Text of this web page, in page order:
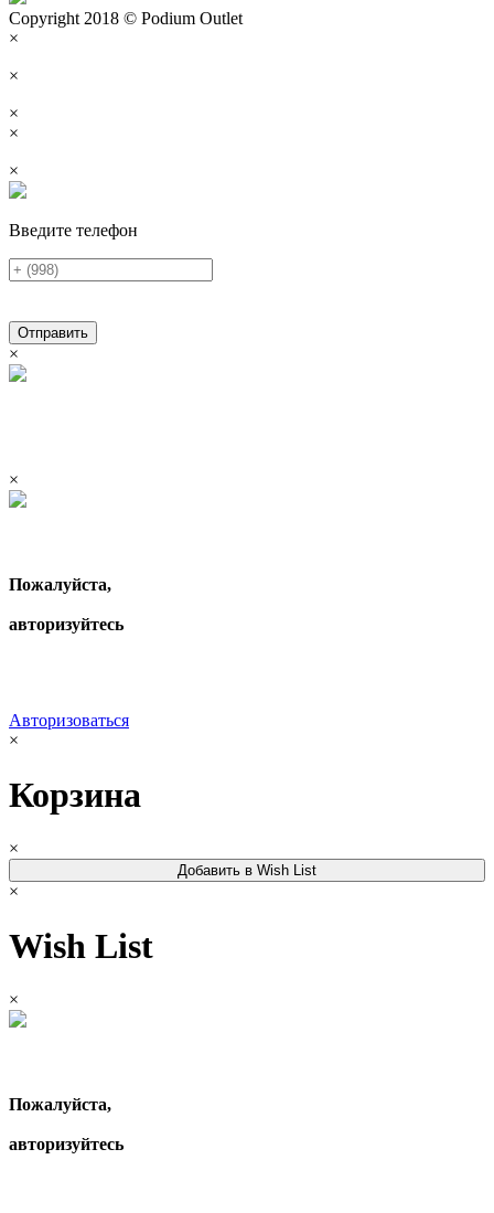
Copyright 2018 © Podium Outlet
×
×
×
×
×
Введите телефон
Отправить
×
×
Пожалуйста,
авторизуйтесь
Авторизоваться
×
Корзина
×
Добавить в Wish List
×
Wish List
×
Пожалуйста,
авторизуйтесь